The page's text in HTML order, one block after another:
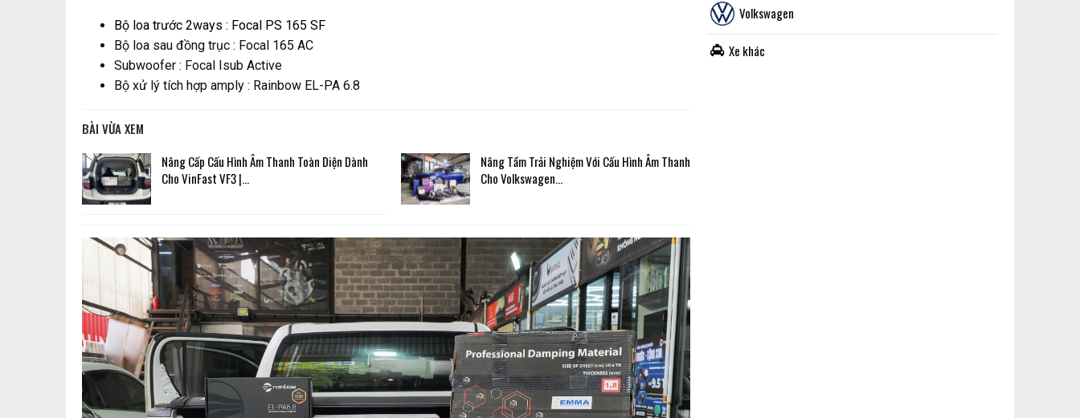
Bộ loa trước 2ways : Focal PS 165 SF
Bộ loa sau đồng trục : Focal 165 AC
Subwoofer : Focal Isub Active
Bộ xử lý tích hợp amply : Rainbow EL-PA 6.8
BÀI VỪA XEM
Nâng Cấp Cấu Hình Âm Thanh Toàn Diện Dành
Cho VinFast VF3 |…
Nâng Tầm Trải Nghiệm Với Cấu Hình Âm Thanh
Cho Volkswagen…
Volkswagen
Xe khác